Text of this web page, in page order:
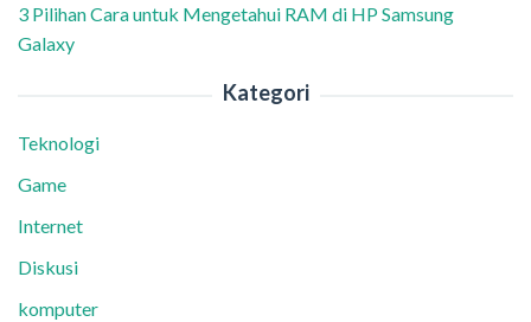
3 Pilihan Cara untuk Mengetahui RAM di HP Samsung
Galaxy
Kategori
Teknologi
Game
Internet
Diskusi
komputer